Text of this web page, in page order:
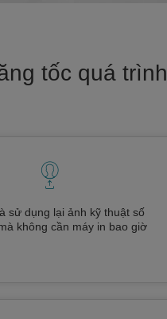
tốc quá trình
sử dụng lại ảnh kỹ thuật số
không cần máy in bao giờ